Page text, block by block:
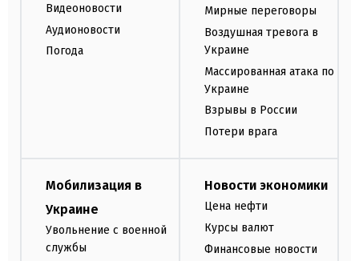
Видеоновости
Аудионовости
Погода
Мирные переговоры
Воздушная тревога в
Украине
Массированная атака по
Украине
Взрывы в России
Потери врага
Мобилизация в
Украине
Увольнение с военной
службы
Новости экономики
Цена нефти
Курсы валют
Финансовые новости